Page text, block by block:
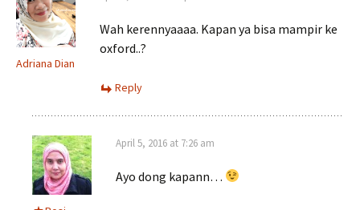
Adriana Dian
Wah kerennyaaaa. Kapan ya bisa mampir ke
oxford..?
Reply
April 5, 2016 at 7:26 am
Ayo dong kapann…